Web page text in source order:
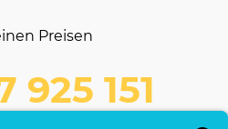
Preisen
925 151